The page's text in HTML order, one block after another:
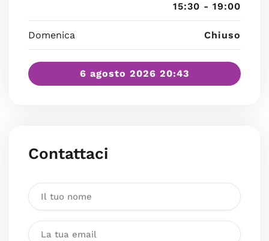
15:30 - 19:00
Domenica Chiuso
6 agosto 2026 20:43
Contattaci